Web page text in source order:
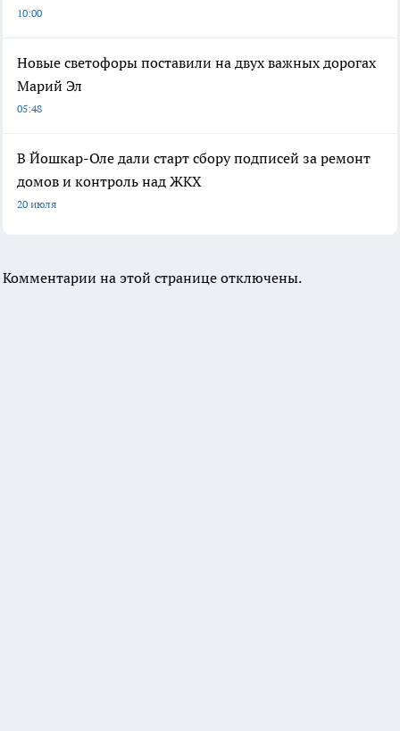
10:00
Новые светофоры поставили на двух важных дорогах
Марий Эл
05:48
В Йошкар-Оле дали старт сбору подписей за ремонт
домов и контроль над ЖКХ
20 июля
Комментарии на этой странице отключены.